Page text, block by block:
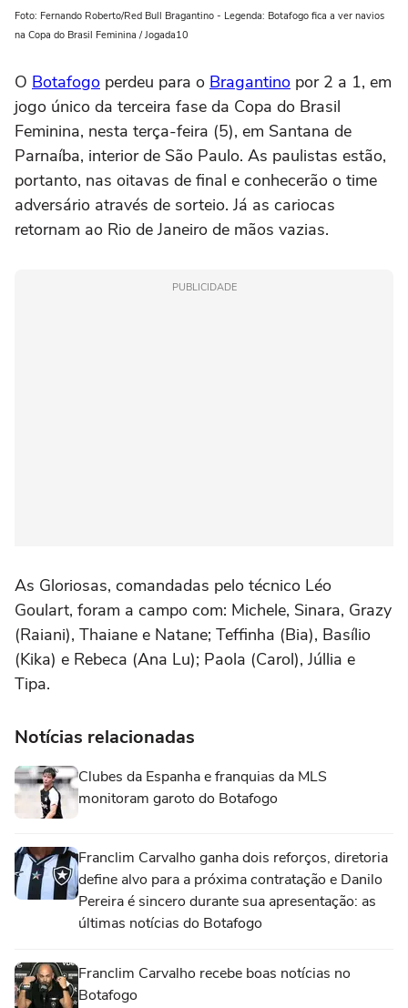
Foto: Fernando Roberto/Red Bull Bragantino - Legenda: Botafogo fica a ver navios
na Copa do Brasil Feminina / Jogada10
O Botafogo perdeu para o Bragantino por 2 a 1, em
jogo único da terceira fase da Copa do Brasil
Feminina, nesta terça-feira (5), em Santana de
Parnaíba, interior de São Paulo. As paulistas estão,
portanto, nas oitavas de final e conhecerão o time
adversário através de sorteio. Já as cariocas
retornam ao Rio de Janeiro de mãos vazias.
PUBLICIDADE
As Gloriosas, comandadas pelo técnico Léo
Goulart, foram a campo com: Michele, Sinara, Grazy
(Raiani), Thaiane e Natane; Teffinha (Bia), Basílio
(Kika) e Rebeca (Ana Lu); Paola (Carol), Júllia e
Tipa.
Notícias relacionadas
Clubes da Espanha e franquias da MLS
monitoram garoto do Botafogo
Franclim Carvalho ganha dois reforços, diretoria
define alvo para a próxima contratação e Danilo
Pereira é sincero durante sua apresentação: as
últimas notícias do Botafogo
Franclim Carvalho recebe boas notícias no
Botafogo